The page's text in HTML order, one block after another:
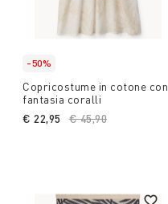
-50%
Copricostume in cotone con
fantasia coralli
Price reduced from
€ 45,90
€ 22,95